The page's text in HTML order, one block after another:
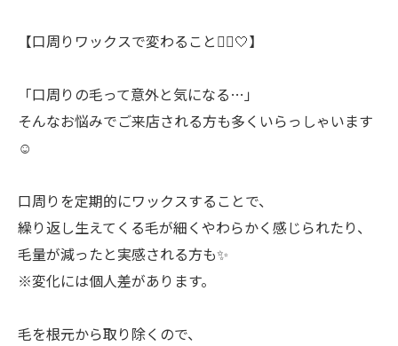
【口周りワックスで変わること💆‍♀️🤍】
「口周りの毛って意外と気になる…」
そんなお悩みでご来店される方も多くいらっしゃいます
☺️
口周りを定期的にワックスすることで、
繰り返し生えてくる毛が細くやわらかく感じられたり、
毛量が減ったと実感される方も✨
※変化には個人差があります。
毛を根元から取り除くので、